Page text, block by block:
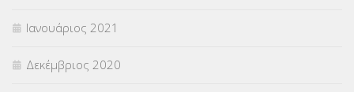
Ιανουάριος 2021
Δεκέμβριος 2020